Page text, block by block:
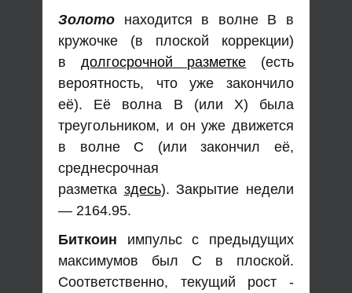
Золото находится в волне В в
кружочке (в плоской коррекции)
в долгосрочной разметке (есть
вероятность, что уже закончило
её). Её волна В (или Х) была
треугольником, и он уже движется
в волне С (или закончил её,
среднесрочная
разметка здесь). Закрытие недели
— 2164.95.
Биткоин импульс с предыдущих
максимумов был С в плоской.
Соответственно, текущий рост -